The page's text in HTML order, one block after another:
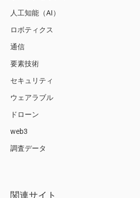
人工知能（AI）
ロボティクス
通信
要素技術
セキュリティ
ウェアラブル
ドローン
web3
調査データ
関連サイト